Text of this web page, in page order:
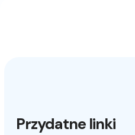
Przydatne linki